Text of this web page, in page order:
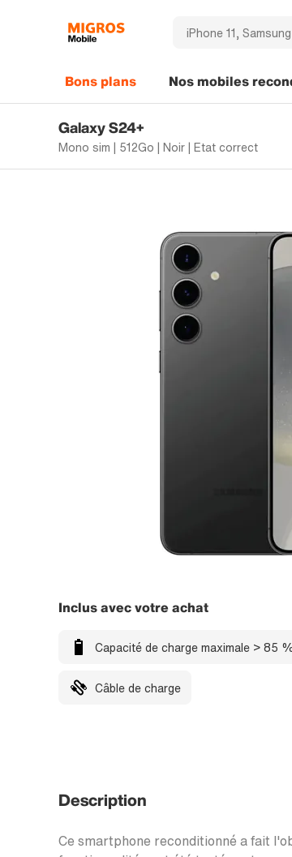
Bons plans Nos mobiles
Galaxy S24+
Mono sim | 512Go | Noir | Etat correct
Inclus avec votre achat
Capacité de charge maximale > 85
Câble de charge
Description
Ce smartphone reconditionné a fait